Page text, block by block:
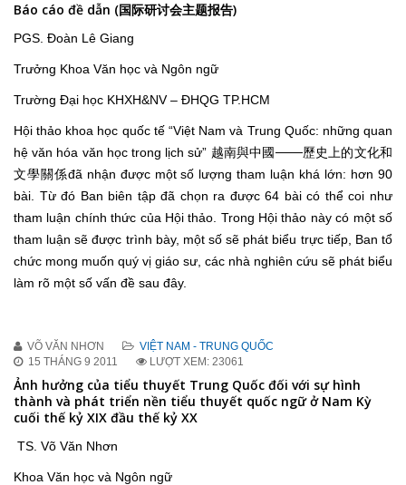
Báo cáo đề dẫn (国际研讨会主题报告)
PGS. Đoàn Lê Giang
Trưởng Khoa Văn học và Ngôn ngữ
Trường Đại học KHXH&NV – ĐHQG TP.HCM
Hội thảo khoa học quốc tế “Việt Nam và Trung Quốc: những quan
hệ văn hóa văn học trong lịch sử” 越南與中國───歷史上的文化和
文學關係đã nhận được một số lượng tham luận khá lớn: hơn 90
bài. Từ đó Ban biên tập đã chọn ra được 64 bài có thể coi như
tham luận chính thức của Hội thảo. Trong Hội thảo này có một số
tham luận sẽ được trình bày, một số sẽ phát biểu trực tiếp, Ban tổ
chức mong muốn quý vị giáo sư, các nhà nghiên cứu sẽ phát biểu
làm rõ một số vấn đề sau đây.
VÕ VĂN NHƠN
VIỆT NAM - TRUNG QUỐC
15 THÁNG 9 2011
LƯỢT XEM: 23061
Ảnh hưởng của tiểu thuyết Trung Quốc đối với sự hình
thành và phát triển nền tiểu thuyết quốc ngữ ở Nam Kỳ
cuối thế kỷ XIX đầu thế kỷ XX
TS. Võ Văn Nhơn
Khoa Văn học và Ngôn ngữ